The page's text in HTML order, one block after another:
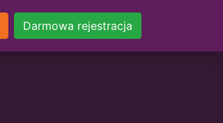
Darmowa rejestracja